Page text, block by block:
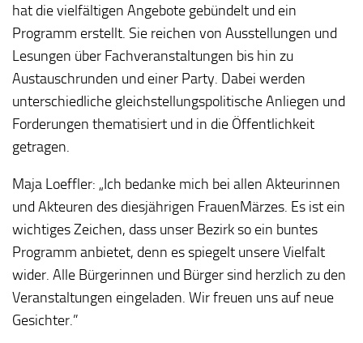
hat die vielfältigen Angebote gebündelt und ein
Programm erstellt. Sie reichen von Ausstellungen und
Lesungen über Fachveranstaltungen bis hin zu
Austauschrunden und einer Party. Dabei werden
unterschiedliche gleichstellungspolitische Anliegen und
Forderungen thematisiert und in die Öffentlichkeit
getragen.
Maja Loeffler: „Ich bedanke mich bei allen Akteurinnen
und Akteuren des diesjährigen FrauenMärzes. Es ist ein
wichtiges Zeichen, dass unser Bezirk so ein buntes
Programm anbietet, denn es spiegelt unsere Vielfalt
wider. Alle Bürgerinnen und Bürger sind herzlich zu den
Veranstaltungen eingeladen. Wir freuen uns auf neue
Gesichter.”